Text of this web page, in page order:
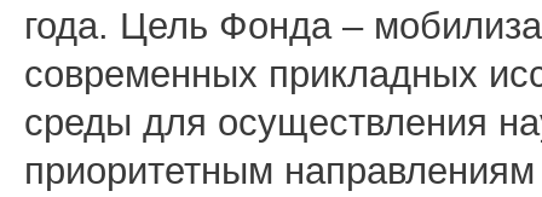
года. Цель Фонда –
современных прикладных
среды для осуществления
приоритетным направлениям